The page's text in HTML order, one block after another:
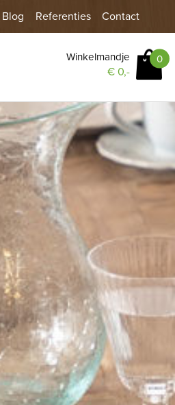
Blog Referenties Contact
0
Winkelmandje
€ 0,-